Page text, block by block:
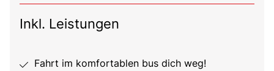
Inkl. Leistungen
Fahrt im komfortablen bus dich weg!